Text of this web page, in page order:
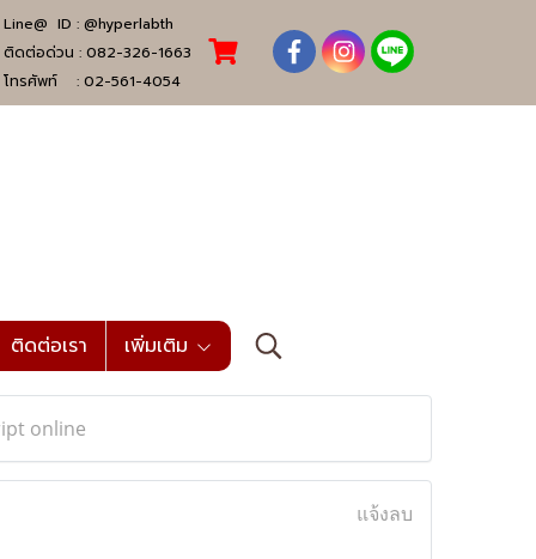
Line@ ID : @hyperlabth
ติดต่อด่วน : 082-326-1663
โทรศัพท์ : 02-561-4054
ติดต่อเรา เพิ่มเติม
online
แจ้งลบ